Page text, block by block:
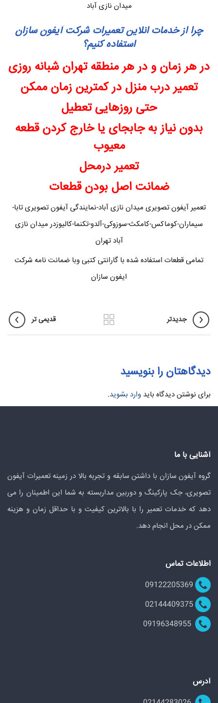
میدان نازی آباد
چرا از خدمات انلاین تعمیرات شرکت آیفون سازان
استفاده کنیم؟
در هر زمان و در هر منطقه تهران شبانه روزی
تعمیر درب منزل در کمترین زمان ممکن
حتی روزهایی تعطیل
بدون نیاز به جابجای یا خارج کردن قطعه
معیوب
تعمیر درمحل
ضمانت اصل بودن قطعات
تعمیر آیفون تصویری میدان نازی آباد-نمایندگی آیفون تصویری تابا-
سیماران-کوماکس-کامکث-سوزوکی-آلدو-تکنما-کالیوزدر میدان نازی
آباد تهران
تمامی قطعات استفاده شده با گارانتی کتبی وبا ضمانت نامه شرکت
ایفون سازان
جدیدتر قدیمی تر
دیدگاهتان را بنویسید
برای نوشتن دیدگاه باید وارد بشوید.
آشنایی با ما
گروه آیفون سازان با داشتن سابقه و تجربه بالا در زمینه تعمیرات آیفون
تصویری، جک پارکینگ و دوربین مداربسته به شما این اطمینان را می
دهد که خدمات تعمیر را با بالاترین کیفیت و با حداقل زمان و هزینه
ممکن در محل انجام دهد.
اطلاعات تماس
آدرس